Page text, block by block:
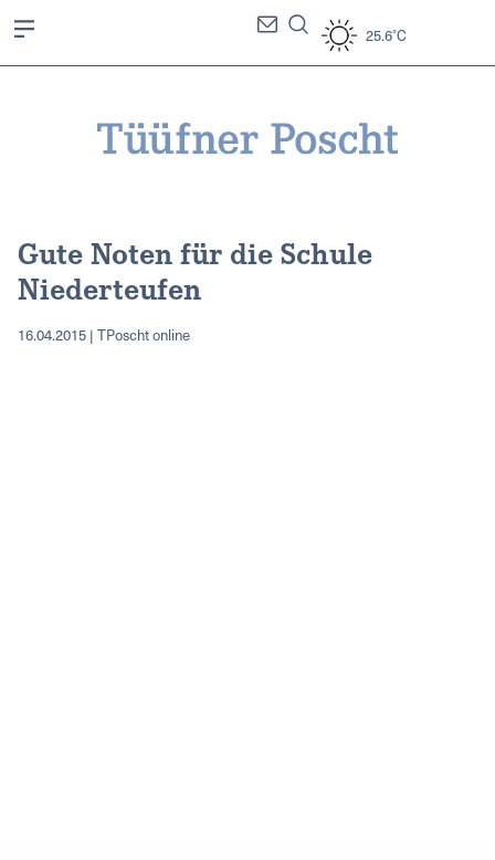
25.6°C
Gute Noten für die Schule
Niederteufen
16.04.2015 | TPoscht online